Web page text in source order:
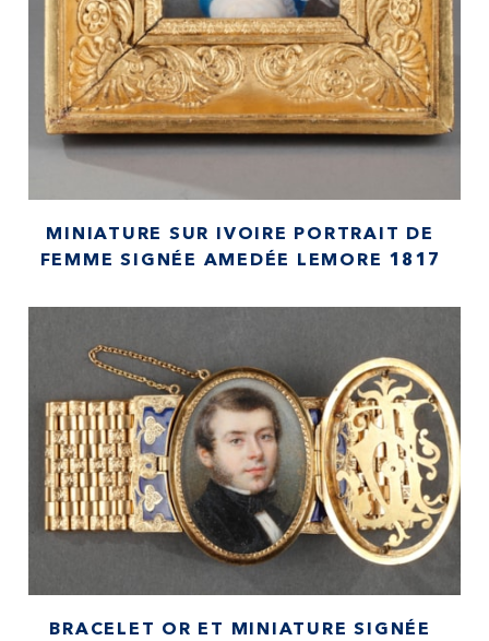
MINIATURE SUR IVOIRE PORTRAIT DE
FEMME SIGNÉE AMEDÉE LEMORE 1817
BRACELET OR ET MINIATURE SIGNÉE